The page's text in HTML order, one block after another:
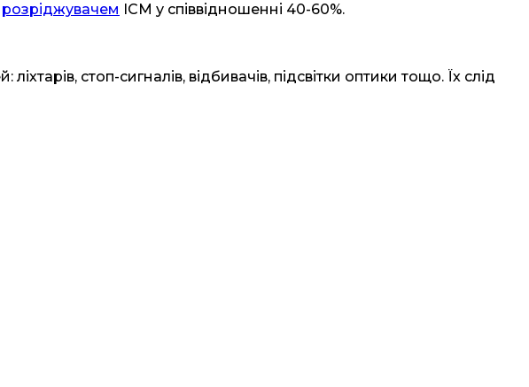
розріджувачем ICM у співвідношенні 40-60%.
стоп-сигналів, відбивачів, підсвітки оптики тощо. Їх слід